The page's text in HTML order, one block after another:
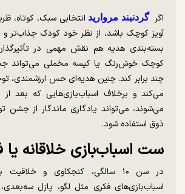
اگر گردنبند مروارید انتخابی سبک، کوتاه،
آویز کوچک باشد، از نظر خود کودک جذاب‌تر و
بسته‌بندی هدیه هم نقش مهمی در
کوچک خوش‌رنگ یا کیسه مخملی می‌تواند
چند برابر کند. چنین هدیه‌ای حس ارزشمندی،
می‌کند و برخلاف اسباب‌بازی‌هایی که بعد از
می‌شوند، می‌تواند یادگاری ماندگار از جشن
ذوق استفاده شود.
ست اسباب‌بازی خلاقانه یا
در سن ۱۰ سالگی، کنجکاوی و
اسباب‌بازی‌های فکری مثل لگو، پازل